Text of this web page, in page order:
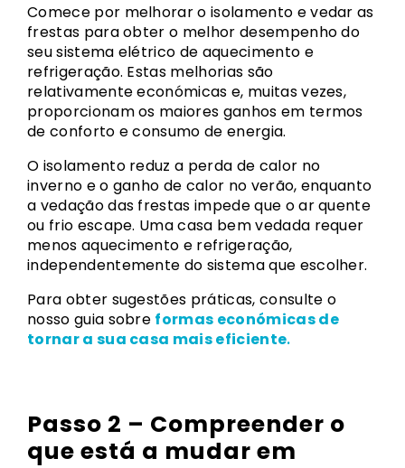
Comece por melhorar o isolamento e vedar as
frestas para obter o melhor desempenho do
seu sistema elétrico de aquecimento e
refrigeração. Estas melhorias são
relativamente económicas e, muitas vezes,
proporcionam os maiores ganhos em termos
de conforto e consumo de energia.
O isolamento reduz a perda de calor no
inverno e o ganho de calor no verão, enquanto
a vedação das frestas impede que o ar quente
ou frio escape. Uma casa bem vedada requer
menos aquecimento e refrigeração,
independentemente do sistema que escolher.
Para obter sugestões práticas, consulte o
nosso guia sobre formas económicas de
tornar a sua casa mais eficiente.
Passo 2 – Compreender o
que está a mudar em